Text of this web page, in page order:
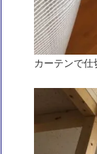
カーテンで仕